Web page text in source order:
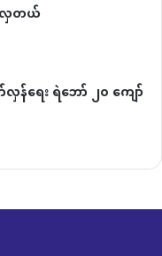
လှတယ်
န်ရေး ရဲဘော် ၂၀ ကျော်